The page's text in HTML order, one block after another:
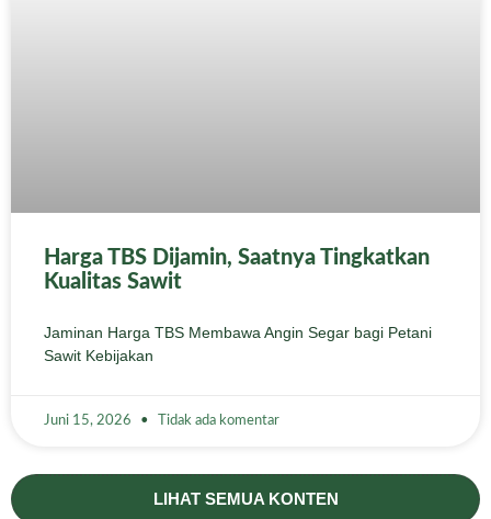
Harga TBS Dijamin, Saatnya Tingkatkan
Kualitas Sawit
Jaminan Harga TBS Membawa Angin Segar bagi Petani
Sawit Kebijakan
Juni 15, 2026 Tidak ada komentar
LIHAT SEMUA KONTEN